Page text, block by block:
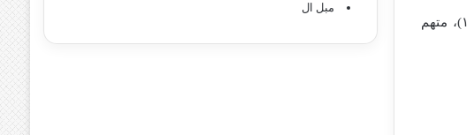
وی بیشتر در سبک کمدی به ایفای‌نقش می‌پردازد و در دههٔ ۱۳۸۰ با بازی در مجموعه‌های تلویزیونی خانه‌به‌دوش (۱۳۸۳)، متهم
مبل ال